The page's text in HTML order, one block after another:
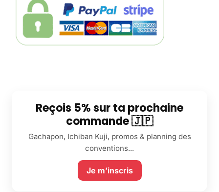
Reçois 5% sur ta prochaine
commande 🇯🇵
Gachapon, Ichiban Kuji, promos & planning des
conventions...
Je m’inscris